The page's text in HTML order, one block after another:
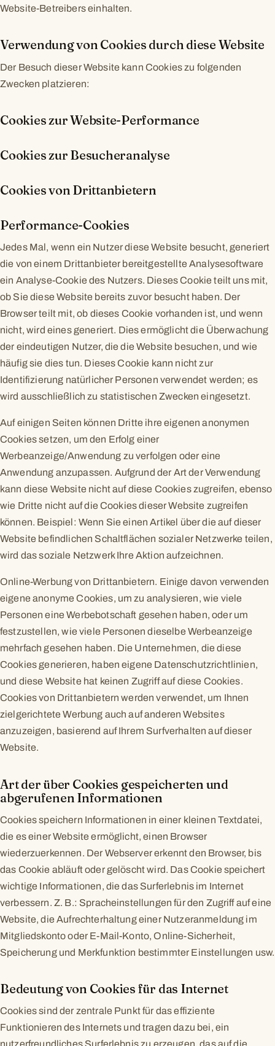
Website-Betreibers einhalten.
Verwendung von Cookies durch diese Website
Der Besuch dieser Website kann Cookies zu folgenden
Zwecken platzieren:
Cookies zur Website-Performance
Cookies zur Besucheranalyse
Cookies von Drittanbietern
Performance-Cookies
Jedes Mal, wenn ein Nutzer diese Website besucht, generiert
die von einem Drittanbieter bereitgestellte Analysesoftware
ein Analyse-Cookie des Nutzers. Dieses Cookie teilt uns mit,
ob Sie diese Website bereits zuvor besucht haben. Der
Browser teilt mit, ob dieses Cookie vorhanden ist, und wenn
nicht, wird eines generiert. Dies ermöglicht die Überwachung
der eindeutigen Nutzer, die die Website besuchen, und wie
häufig sie dies tun. Dieses Cookie kann nicht zur
Identifizierung natürlicher Personen verwendet werden; es
wird ausschließlich zu statistischen Zwecken eingesetzt.
Auf einigen Seiten können Dritte ihre eigenen anonymen
Cookies setzen, um den Erfolg einer
Werbeanzeige/Anwendung zu verfolgen oder eine
Anwendung anzupassen. Aufgrund der Art der Verwendung
kann diese Website nicht auf diese Cookies zugreifen, ebenso
wie Dritte nicht auf die Cookies dieser Website zugreifen
können. Beispiel: Wenn Sie einen Artikel über die auf dieser
Website befindlichen Schaltflächen sozialer Netzwerke teilen,
wird das soziale Netzwerk Ihre Aktion aufzeichnen.
Online-Werbung von Drittanbietern. Einige davon verwenden
eigene anonyme Cookies, um zu analysieren, wie viele
Personen eine Werbebotschaft gesehen haben, oder um
festzustellen, wie viele Personen dieselbe Werbeanzeige
mehrfach gesehen haben. Die Unternehmen, die diese
Cookies generieren, haben eigene Datenschutzrichtlinien,
und diese Website hat keinen Zugriff auf diese Cookies.
Cookies von Drittanbietern werden verwendet, um Ihnen
zielgerichtete Werbung auch auf anderen Websites
anzuzeigen, basierend auf Ihrem Surfverhalten auf dieser
Website.
Art der über Cookies gespeicherten und
abgerufenen Informationen
Cookies speichern Informationen in einer kleinen Textdatei,
die es einer Website ermöglicht, einen Browser
wiederzuerkennen. Der Webserver erkennt den Browser, bis
das Cookie abläuft oder gelöscht wird. Das Cookie speichert
wichtige Informationen, die das Surferlebnis im Internet
verbessern. Z. B.: Spracheinstellungen für den Zugriff auf eine
Website, die Aufrechterhaltung einer Nutzeranmeldung im
Mitgliedskonto oder E-Mail-Konto, Online-Sicherheit,
Speicherung und Merkfunktion bestimmter Einstellungen usw.
Bedeutung von Cookies für das Internet
Cookies sind der zentrale Punkt für das effiziente
Funktionieren des Internets und tragen dazu bei, ein